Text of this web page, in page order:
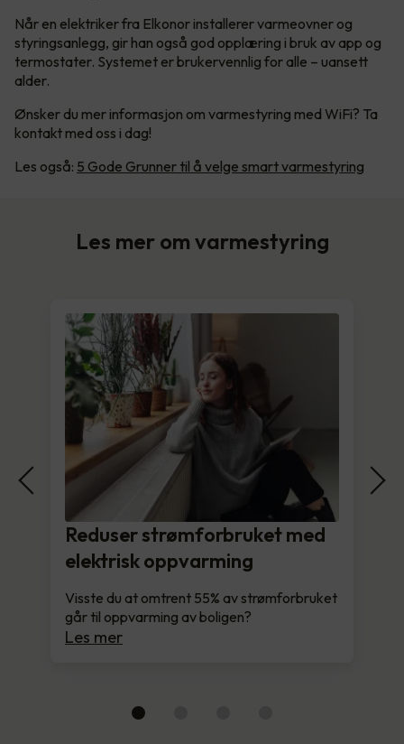
Når en elektriker fra Elkonor installerer varmeovner og
styringsanlegg, gir han også god opplæring i bruk av app og
termostater. Systemet er brukervennlig for alle – uansett
alder.
Ønsker du mer informasjon om varmestyring med WiFi? Ta
kontakt med oss i dag!
Les også: 5 Gode Grunner til å velge smart varmestyring
Les mer om varmestyring
Reduser strømforbruket med
elektrisk oppvarming
Visste du at omtrent 55% av strømforbruket
går til oppvarming av boligen?
Les mer